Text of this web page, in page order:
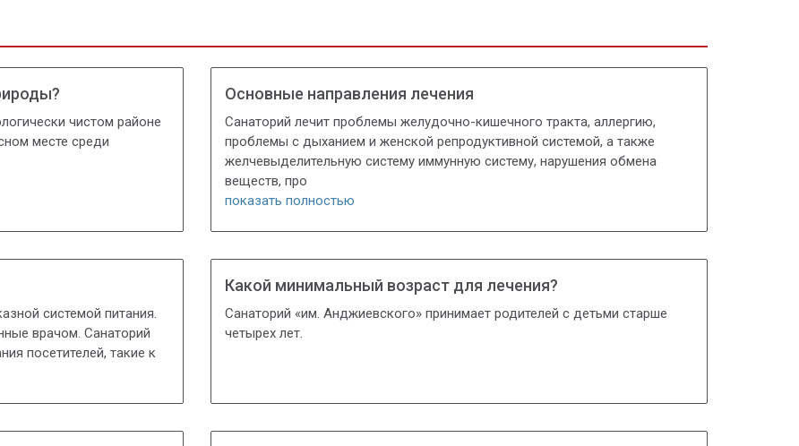
чистом районе
месте среди
Основные направления лечения
Санаторий лечит проблемы желудочно-кишечного тракта, аллергию,
проблемы с дыханием и женской репродуктивной системой, а также
желчевыделительную систему иммунную систему, нарушения обмена
веществ, про
показать полностью
системой питания.
врачом. Санаторий
посетителей, такие к
Какой минимальный возраст для лечения?
Санаторий «им. Анджиевского» принимает родителей с детьми старше
четырех лет.